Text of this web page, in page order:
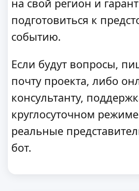
на свой регион и
подготовиться к
событию.
Если будут вопросы,
почту проекта, либо
консультанту,
круглосуточном
реальные
бот.